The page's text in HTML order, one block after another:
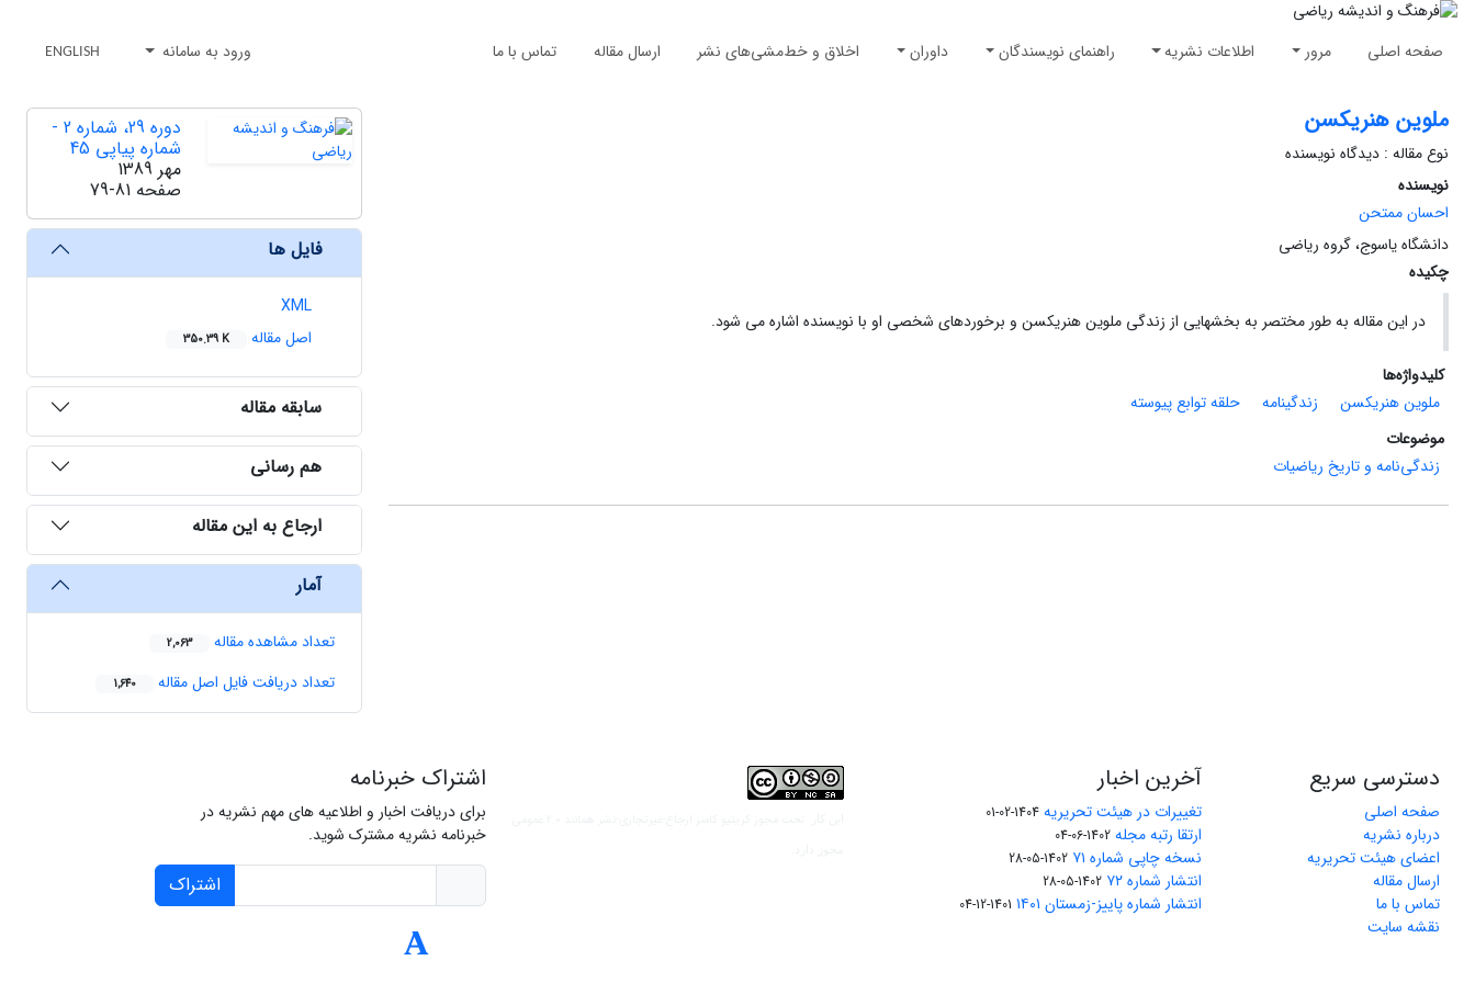
صفحه اصلی مرور اطلاعات نشریه راهنمای نویسندگان داوران اخلاق و خط‌مشی‌های نشر ارسال مقاله تماس با ما ورود به سامانه ENGLISH
ملوین هنریکسن
نوع مقاله : دیدگاه نویسنده
نویسنده
احسان ممتحن
دانشگاه یاسوج، گروه ریاضی
چکیده
در این مقاله به طور مختصر به بخشهایی از زندگی ملوین هنریکسن و برخوردهای شخصی او با نویسنده اشاره می شود.
کلیدواژه‌ها
ملوین هنریکسن
زندگینامه
حلقه توابع پیوسته
موضوعات
زندگی‌نامه و تاریخ ریاضیات
دوره 29، شماره 2 -
شماره پیاپی 45
مهر 1389
صفحه 79-81
فایل ها
XML
اصل مقاله
350.39 K
سابقه مقاله
هم رسانی
ارجاع به این مقاله
آمار
تعداد مشاهده مقاله 2,063
تعداد دریافت فایل اصل مقاله 1,640
دسترسی سریع
صفحه اصلی
درباره نشریه
اعضای هیئت تحریریه
ارسال مقاله
تماس با ما
نقشه سایت
آخرین اخبار
تغییرات در هیئت تحریریه 1404-02-01
ارتقا رتبه مجله 1402-06-04
نسخه چاپی شماره ۷۱ 1402-05-28
انتشار شماره ۷۲ 1402-05-28
انتشار شماره پاییز-زمستان ۱۴۰۱ 1401-12-04
اشتراک خبرنامه
برای دریافت اخبار و اطلاعیه های مهم نشریه در
خبرنامه نشریه مشترک شوید.
اشتراک